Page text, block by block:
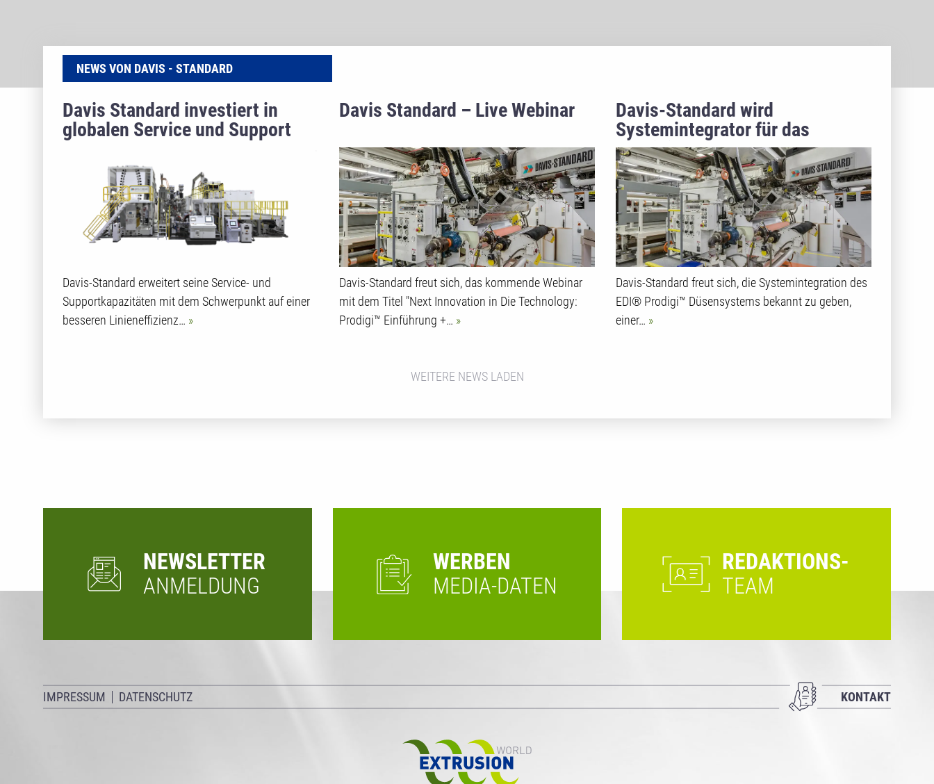
NEWS VON DAVIS - STANDARD
Davis Standard investiert in
globalen Service und Support
Davis-Standard erweitert seine Service- und
Supportkapazitäten mit dem Schwerpunkt auf einer
besseren Linieneffizienz…
Davis Standard – Live Webinar
Davis-Standard freut sich, das kommende Webinar
mit dem Titel "Next Innovation in Die Technology:
Prodigi™ Einführung +…
Davis-Standard wird
Systemintegrator für das
Prodigi™ Düsensystem
Davis-Standard freut sich, die Systemintegration des
EDI® Prodigi™ Düsensystems bekannt zu geben,
einer…
WEITERE NEWS LADEN
NEWSLETTER
ANMELDUNG
WERBEN
MEDIA-DATEN
REDAKTIONS-
TEAM
IMPRESSUM DATENSCHUTZ KONTAKT